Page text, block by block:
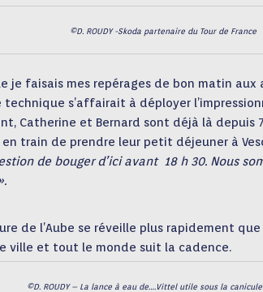
©D. ROUDY -Skoda partenaire du Tour de France
je faisais mes repérages de bon matin
technique s’affairait à déployer
Catherine et Bernard sont déjà là depuis
train de prendre leur petit déjeuner à
de bouger d’ici avant 18 h 30. Nous
de l’Aube se réveille plus rapidement
ville et tout le monde suit la cadence.
©D. ROUDY – La lance à eau de….Vittel utile sous la